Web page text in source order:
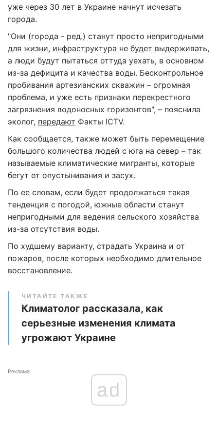
уже через 30 лет в Украине начнут исчезать
города.
"Они (города - ред.) станут просто непригодными
для жизни, инфраструктура не будет выдерживать,
а люди будут пытаться оттуда уехать, в основном
из-за дефицита и качества воды. Бесконтрольное
пробивания артезианских скважин – огромная
проблема, и уже есть признаки перекрестного
загрязнения водоносных горизонтов", – пояснила
эколог, передают Факты ICTV.
Как сообщается, также может быть перемещение
большого количества людей с юга на север – так
называемые климатические мигранты, которые
бегут от опустынивания и засух.
По ее словам, если будет продолжаться такая
тенденция с погодой, южные области станут
непригодными для ведения сельского хозяйства
из-за отсутствия воды.
По худшему варианту, страдать Украина и от
пожаров, после которых необходимо длительное
восстановление.
ЧИТАЙТЕ ТАКЖЕ
Климатолог рассказала, как
серьезные изменения климата
угрожают Украине
Реклама
ad